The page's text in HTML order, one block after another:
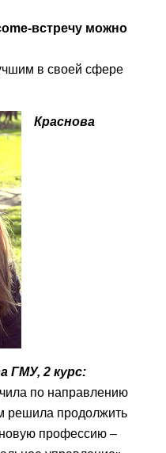
встречу можно
в своей сфере
Краснова
ГМУ, 2 курс:
по направлению
решила продолжить
профессию –